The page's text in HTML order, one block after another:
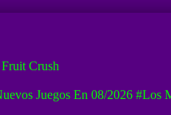
Crush
Juegos En 08/2026 #Los